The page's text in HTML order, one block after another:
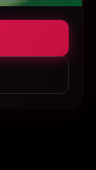
133673